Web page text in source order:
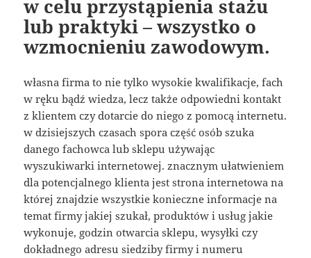
w celu przystąpienia stażu
lub praktyki – wszystko o
wzmocnieniu zawodowym.
własna firma to nie tylko wysokie kwalifikacje, fach
w ręku bądź wiedza, lecz także odpowiedni kontakt
z klientem czy dotarcie do niego z pomocą internetu.
w dzisiejszych czasach spora część osób szuka
danego fachowca lub sklepu używając
wyszukiwarki internetowej. znacznym ułatwieniem
dla potencjalnego klienta jest strona internetowa na
której znajdzie wszystkie konieczne informacje na
temat firmy jakiej szukał, produktów i usług jakie
wykonuje, godzin otwarcia sklepu, wysyłki czy
dokładnego adresu siedziby firmy i numeru